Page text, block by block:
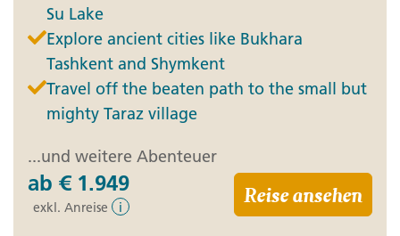
Su Lake
Explore ancient cities like Bukhara
Tashkent and Shymkent
Travel off the beaten path to the small but
mighty Taraz village
...und weitere Abenteuer
ab € 1.949
exkl. Anreise i Reise ansehen